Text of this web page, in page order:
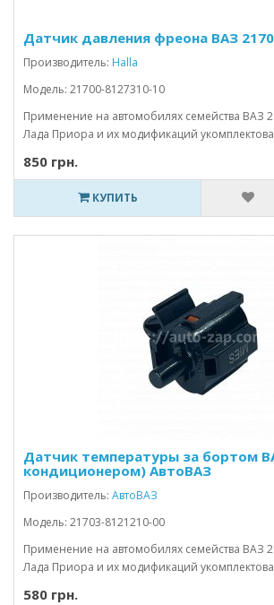
Датчик давления фреона ВАЗ
Производитель: Halla
Модель: 21700-8127310-10
Применение на автомобилях семейства ВАЗ
Лада Приора и их модификаций
850 грн.
КУПИТЬ
Датчик температуры за бортом
кондиционером) АвтоВАЗ
Производитель: АвтоВАЗ
Модель: 21703-8121210-00
Применение на автомобилях семейства ВАЗ
Лада Приора и их модификаций
580 грн.